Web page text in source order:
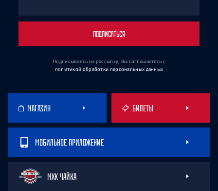
ПОДПИСАТЬСЯ
Подписываясь на рассылку, Вы соглашаетесь с
политикой обработки персональных данных
МАГАЗИН БИЛЕТЫ
МОБИЛЬНОЕ ПРИЛОЖЕНИЕ
МХК ЧАЙКА